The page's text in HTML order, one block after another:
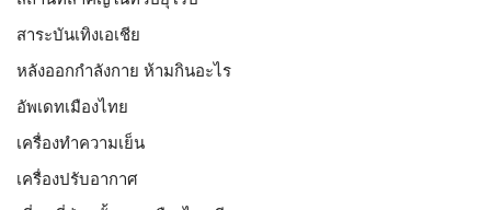
สาระบันเทิงเอเชีย
หลังออกกําลังกาย ห้ามกินอะไร
อัพเดทเมืองไทย
เครื่องทำความเย็น
เครื่องปรับอากาศ